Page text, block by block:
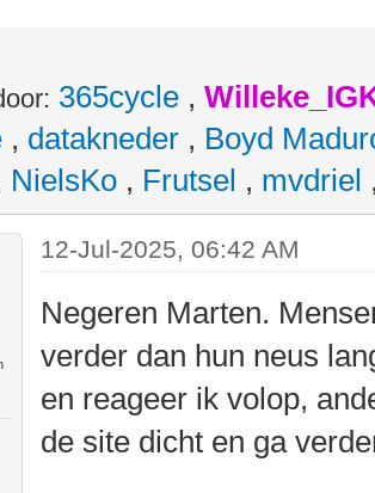
365cycle ,
, datakneder , Boyd
NielsKo , Frutsel , mvdriel
12-Jul-2025, 06:42 AM
Negeren Marten.
verder dan hun neus
en reageer ik volop,
de site dicht en ga